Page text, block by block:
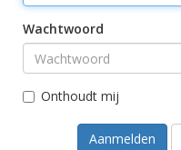
Wachtwoord
Onthoudt mij